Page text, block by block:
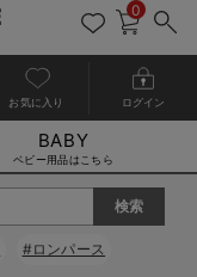
戻る
送料無料アイテム全て
ワンピース
戻る
ブラキャミ おまとめ
戻る
【37周年祭セール】
【37周年祭セール】
戻る
気温差別オススメア
【15℃】3月下旬～
戻る
動きやすく着回しで
戻る
強撚スムース(コスパ
戻る
マタニティウェア
【おまとめ割】パジ
戻る
こだわりの履き心地
カジュアル
戻る
ジャケット派
戻る
出産準備応援割全て
マタニティパジャマ
戻る
【オフィスカジュア
戻る
レギンスタイプ
戻る
【フォーマル】ワン
戻る
【ベビー】長袖
戻る
ハンカチ
戻る
快適ウェア10%OFF
戻る
春のマタニティワン
セットアップ・ レイ
戻る
Gift Selection 出産
〜3,000円（税込）
戻る
冬の冷え対策インナ
薄くてあったか
戻る
入院準備の持ち物チ
入院してすぐ使うグ
戻る
冬のあったか特集全て
【冬のあったか特集
0
お気に入り ログイン
BABY
ベビー用品はこちら
#ロンパース